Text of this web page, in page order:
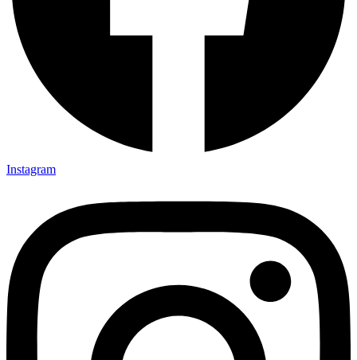
Instagram